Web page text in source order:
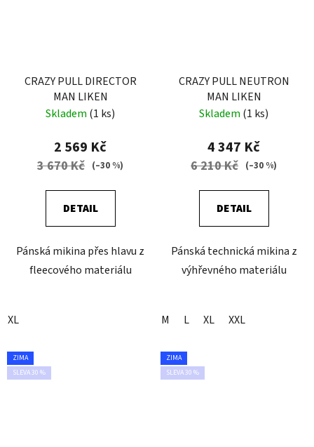
CRAZY PULL DIRECTOR
MAN LIKEN
Skladem (1 ks)
2 569 Kč
3 670 Kč (–30 %)
DETAIL
Pánská mikina přes hlavu z
fleecového materiálu
XL
CRAZY PULL NEUTRON
MAN LIKEN
Skladem (1 ks)
4 347 Kč
6 210 Kč (–30 %)
DETAIL
Pánská technická mikina z
výhřevného materiálu
M L XL XXL
ZIMA
SLEVA 30 %
ZIMA
SLEVA 30 %